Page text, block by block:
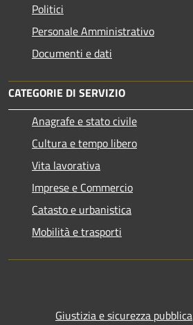
Politici
Personale Amministrativo
Documenti e dati
CATEGORIE DI SERVIZIO
Anagrafe e stato civile
Cultura e tempo libero
Vita lavorativa
Imprese e Commercio
Catasto e urbanistica
Mobilità e trasporti
Giustizia e sicurezza pubblica